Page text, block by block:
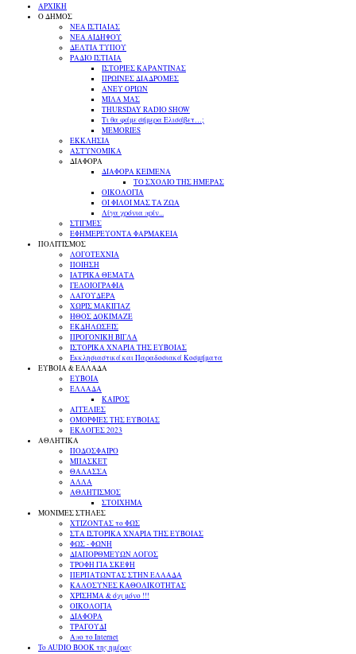
ΑΡΧΙΚΗ
Ο ΔΗΜΟΣ
ΝΕΑ ΙΣΤΙΑΙΑΣ
ΝΕΑ ΑΙΔΗΨΟΥ
ΔΕΛΤΙΑ ΤΥΠΟΥ
ΡΑΔΙΟ ΙΣΤΙΑΙΑ
ΙΣΤΟΡΙΕΣ ΚΑΡΑΝΤΙΝΑΣ
ΠΡΩΙΝΕΣ ΔΙΑΔΡΟΜΕΣ
ΑΝΕΥ ΟΡΙΩΝ
ΜΙΛΑ ΜΑΣ
THURSDAY RADIO SHOW
Τι θα φάμε σήμερα Ελισάβετ…;
MEMORIES
ΕΚΚΛΗΣΙΑ
ΑΣΤΥΝΟΜΙΚΑ
ΔΙΑΦΟΡΑ
ΔΙΑΦΟΡΑ ΚΕΙΜΕΝΑ
ΤΟ ΣΧΟΛΙΟ ΤΗΣ ΗΜΕΡΑΣ
ΟΙΚΟΛΟΓΙΑ
ΟΙ ΦΙΛΟΙ ΜΑΣ ΤΑ ΖΩΑ
Λίγα χρόνια πρίν...
ΣΤΙΓΜΕΣ
ΕΦΗΜΕΡΕΥΟΝΤΑ ΦΑΡΜΑΚΕΙΑ
ΠΟΛΙΤΙΣΜΟΣ
ΛΟΓΟΤΕΧΝΙΑ
ΠΟΙΗΣΗ
ΙΑΤΡΙΚΑ ΘΕΜΑΤΑ
ΓΕΛΟΙΟΓΡΑΦΙΑ
ΛΑΓΟΥΔΕΡΑ
ΧΩΡΙΣ ΜΑΚΙΓΙΑΖ
ΗΘΟΣ ΔΟΚΙΜΑΖΕ
ΕΚΔΗΛΩΣΕΙΣ
ΠΡΟΓΟΝΙΚΗ ΒΙΓΛΑ
ΙΣΤΟΡΙΚΑ ΧΝΑΡΙΑ ΤΗΣ ΕΥΒΟΙΑΣ
Εκκλησιαστικά και Παραδοσιακά Κοσμήματα
ΕΥΒΟΙΑ & ΕΛΛΑΔΑ
ΕΥΒΟΙΑ
ΕΛΛΑΔΑ
ΚΑΙΡΟΣ
ΑΓΓΕΛΙΕΣ
ΟΜΟΡΦΙΕΣ ΤΗΣ ΕΥΒΟΙΑΣ
ΕΚΛΟΓΕΣ 2023
ΑΘΛΗΤΙΚΑ
ΠΟΔΟΣΦΑΙΡΟ
ΜΠΑΣΚΕΤ
ΘΑΛΑΣΣΑ
ΑΛΛΑ
ΑΘΛΗΤΙΣΜΟΣ
ΣΤΟΙΧΗΜΑ
ΜΟΝΙΜΕΣ ΣΤΗΛΕΣ
ΧΤΙΖΟΝΤΑΣ το ΦΩΣ
ΣΤΑ ΙΣΤΟΡΙΚΑ ΧΝΑΡΙΑ ΤΗΣ ΕΥΒΟΙΑΣ
ΦΩΣ - ΦΩΝΗ
ΔΙΑΠΟΡΘΜΕΥΩΝ ΛΟΓΟΣ
ΤΡΟΦΗ ΓΙΑ ΣΚΕΨΗ
ΠΕΡΠΑΤΩΝΤΑΣ ΣΤΗΝ ΕΛΛΑΔΑ
ΚΑΛΟΣΥΝΕΣ ΚΑΘΟΛΙΚΟΤΗΤΑΣ
ΧΡΙΣΗΜΑ & όχι μόνο !!!
ΟΙΚΟΛΟΓΙΑ
ΔΙΑΦΟΡΑ
ΤΡΑΓΟΥΔΙ
Απο το Internet
To AUDIO BOOK της ημέρας